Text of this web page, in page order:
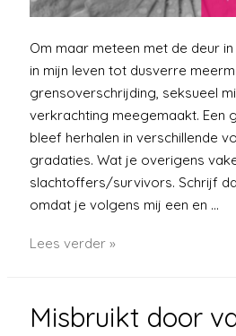
Om maar meteen met de deur in
in mijn leven tot dusverre
grensoverschrijding, seksueel
verkrachting meegemaakt. Een
bleef herhalen in verschillende
gradaties. Wat je overigens
slachtoffers/survivors. Schrijf
omdat je volgens mij een en …
Schaamteloos
Lees verder »
Misbruikt door